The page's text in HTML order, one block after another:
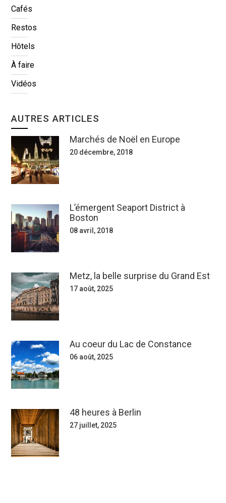
Cafés
Restos
Hôtels
À faire
Vidéos
AUTRES ARTICLES
Marchés de Noël en Europe
20 décembre, 2018
L’émergent Seaport District à
Boston
08 avril, 2018
Metz, la belle surprise du Grand Est
17 août, 2025
Au coeur du Lac de Constance
06 août, 2025
48 heures à Berlin
27 juillet, 2025